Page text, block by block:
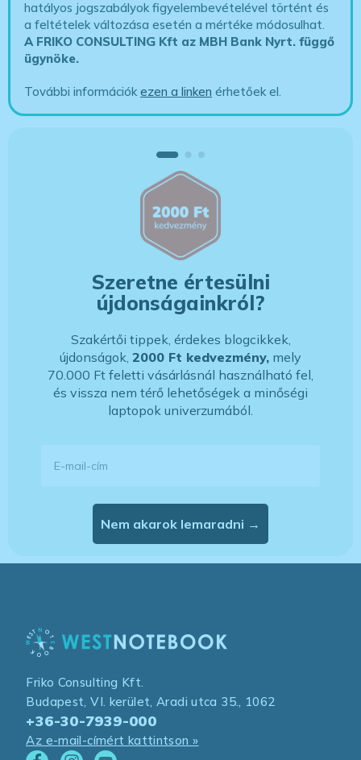
hatályos jogszabályok figyelembevételével történt és
a feltételek változása esetén a mértéke módosulhat.
A FRIKO CONSULTING Kft az MBH Bank Nyrt. függő
ügynöke.
További információkezen a linken érhetőek el.
Szeretne értesülni
újdonságainkról?
Szakértői tippek, érdekes blogcikkek,
újdonságok, 2000 Ft kedvezmény, mely
70.000 Ft feletti vásárlásnál használható fel,
és vissza nem térő lehetőségek a minőségi
laptopok univerzumából.
Nem akarok lemaradni →
Friko Consulting Kft.
Budapest, VI. kerület, Aradi utca 35., 1062
+36-30-7939-000
Az e-mail-címért kattintson »